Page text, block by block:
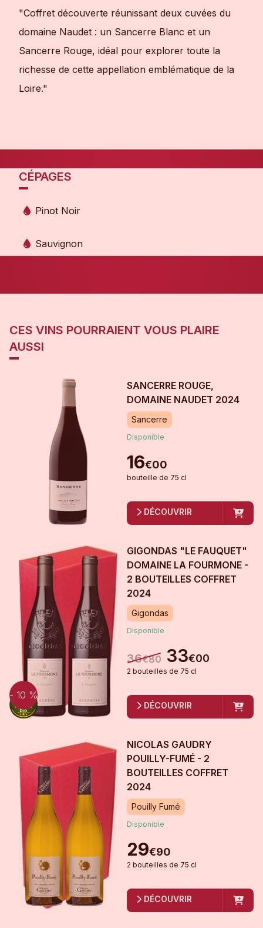
"Coffret découverte réunissant deux cuvées du
domaine Naudet : un Sancerre Blanc et un
Sancerre Rouge, idéal pour explorer toute la
richesse de cette appellation emblématique de la
Loire."
CÉPAGES
Pinot Noir
Sauvignon
CES VINS POURRAIENT VOUS PLAIRE
AUSSI
SANCERRE ROUGE,
DOMAINE NAUDET 2024
Sancerre
Disponible
16€00
bouteille de 75 cl
DÉCOUVRIR
- 10 %
GIGONDAS "LE FAUQUET"
DOMAINE LA FOURMONE -
2 BOUTEILLES COFFRET
2024
Gigondas
Disponible
36€80 33€00
2 bouteilles de 75 cl
DÉCOUVRIR
NICOLAS GAUDRY
POUILLY-FUMÉ - 2
BOUTEILLES COFFRET
2024
Pouilly Fumé
Disponible
29€90
2 bouteilles de 75 cl
DÉCOUVRIR